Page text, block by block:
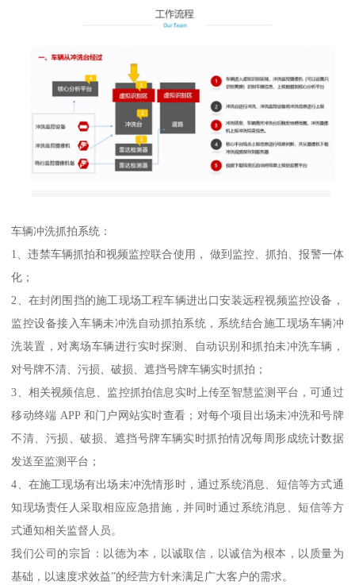
车辆冲洗抓拍系统：
1、违禁车辆抓拍和视频监控联合使用， 做到监控、抓拍、报警一体
化；
2、在封闭围挡的施工现场工程车辆进出口安装远程视频监控设备，
监控设备接入车辆未冲洗自动抓拍系统，系统结合施工现场车辆冲
洗装置，对离场车辆进行实时探测、自动识别和抓拍未冲洗车辆，
对号牌不清、污损、破损、遮挡号牌车辆实时抓拍；
3、相关视频信息、监控抓拍信息实时上传至智慧监测平台，可通过
移动终端 APP 和门户网站实时查看；对每个项目出场未冲洗和号牌
不清、污损、破损、遮挡号牌车辆实时抓拍情况每周形成统计数据
发送至监测平台；
4、在施工现场有出场未冲洗情形时，通过系统消息、短信等方式通
知现场责任人采取相应应急措施，并同时通过系统消息、短信等方
式通知相关监督人员。
我们公司的宗旨：以德为本，以诚取信，以诚信为根本，以质量为
基础，以速度求效益”的经营方针来满足广大客户的需求。